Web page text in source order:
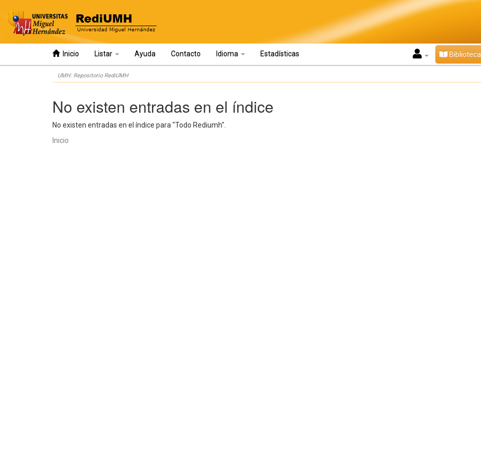
Inicio Listar Ayuda Contacto Idioma Estadísticas Biblioteca
UMH: Repositorio RediUMH
No existen entradas en el índice
No existen entradas en el índice para "Todo Rediumh".
Inicio